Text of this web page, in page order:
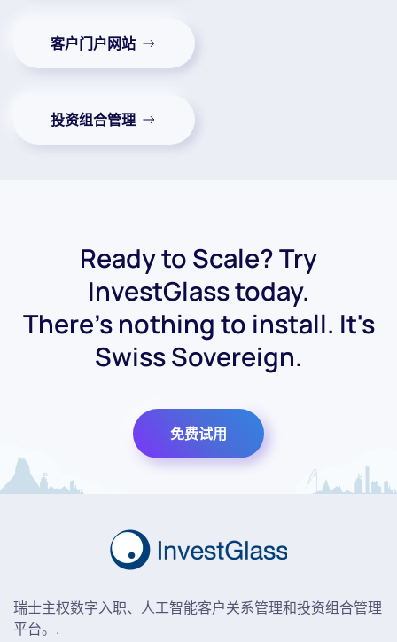
客户门户网站
投资组合管理
Ready to Scale? Try
InvestGlass today.
There's nothing to install. It's
Swiss Sovereign.
免费试用
瑞士主权数字入职、人工智能客户关系管理和投资组合管理
平台。.